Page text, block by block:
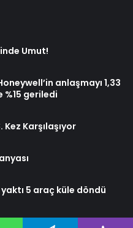
Umut!
anlaşmayı 1,33
geriledi
Karşılaşıyor
5 araç küle döndü